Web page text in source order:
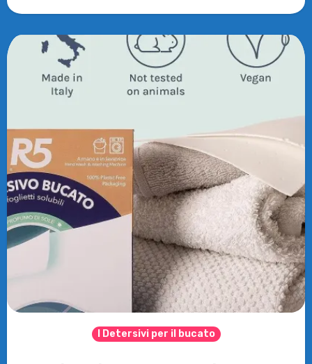
I Detersivi per il bucato